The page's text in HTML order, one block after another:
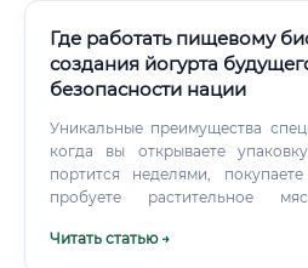
Где работать пищевому
создания йогурта
безопасности нации
Уникальные преимущества
когда вы открываете
портится неделями,
пробуете растительное
бутерброде безопасна, —
Читать статью →